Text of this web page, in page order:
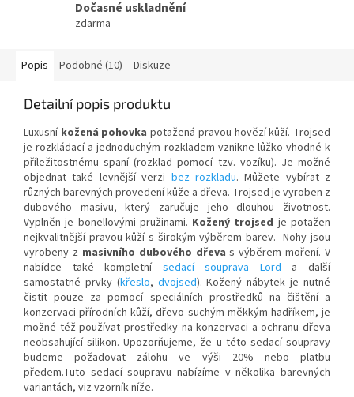
Dočasné uskladnění
zdarma
Popis Podobné (10) Diskuze
Detailní popis produktu
Luxusní kožená pohovkapotažená pravou hovězí kůží. Trojsed
je rozkládací a jednoduchým rozkladem vznikne lůžko vhodné k
příležitostnému spaní (rozklad pomocí tzv. vozíku). Je možné
objednat také levnější verzibez rozkladu. Můžete vybírat z
různých barevných provedení kůže a dřeva. Trojsed je vyroben z
dubového masivu, který zaručuje jeho dlouhou životnost.
Vyplněn je bonellovými pružinami. Kožený trojsed je potažen
nejkvalitnější pravou kůží s širokým výběrem barev. Nohy jsou
vyrobeny z masivního dubového dřevas výběrem moření. V
nabídce také kompletnísedací souprava Lorda další
samostatné prvky (křeslo,dvojsed). Kožený nábytek je nutné
čistit pouze za pomocí speciálních prostředků na čištění a
konzervaci přírodních kůží, dřevo suchým měkkým hadříkem, je
možné též používat prostředky na konzervaci a ochranu dřeva
neobsahující silikon. Upozorňujeme, že u této sedací soupravy
budeme požadovat zálohu ve výši 20% nebo platbu
předem.Tuto sedací soupravu nabízíme v několika barevných
variantách, viz vzorník níže.